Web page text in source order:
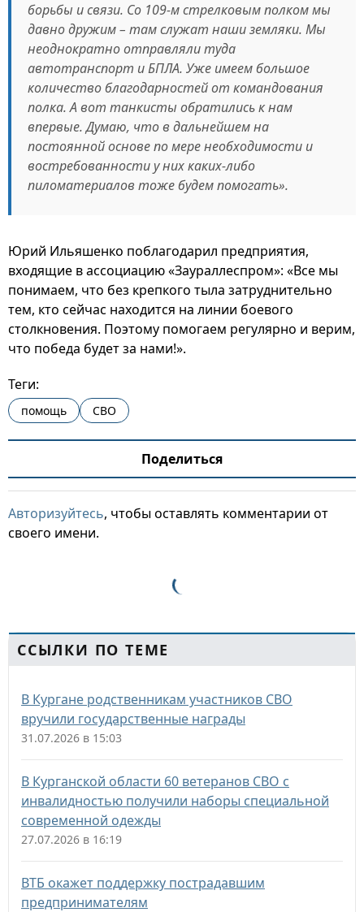
борьбы и связи. Со 109-м стрелковым полком мы
давно дружим – там служат наши земляки. Мы
неоднократно отправляли туда
автотранспорт и БПЛА. Уже имеем большое
количество благодарностей от командования
полка. А вот танкисты обратились к нам
впервые. Думаю, что в дальнейшем на
постоянной основе по мере необходимости и
востребованности у них каких-либо
пиломатериалов тоже будем помогать».
Юрий Ильяшенко поблагодарил предприятия,
входящие в ассоциацию «Заураллеспром»: «Все мы
понимаем, что без крепкого тыла затруднительно
тем, кто сейчас находится на линии боевого
столкновения. Поэтому помогаем регулярно и верим,
что победа будет за нами!».
Теги:
помощь СВО
Поделиться
Авторизуйтесь, чтобы оставлять комментарии от
своего имени.
ССЫЛКИ ПО ТЕМЕ
В Кургане родственникам участников СВО
вручили государственные награды
31.07.2026 в 15:03
В Курганской области 60 ветеранов СВО с
инвалидностью получили наборы специальной
современной одежды
27.07.2026 в 16:19
ВТБ окажет поддержку пострадавшим
предпринимателям